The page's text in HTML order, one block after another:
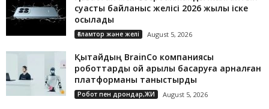
суасты байланыс желісі 2026 жылы іске
қосылады
Ғаламтор және желі August 5, 2026
Қытайдың BrainCo компаниясы
роботтарды ой арқылы басқаруға арналған
платформаны таныстырды
Робот пен дрондар,ЖИ August 5, 2026